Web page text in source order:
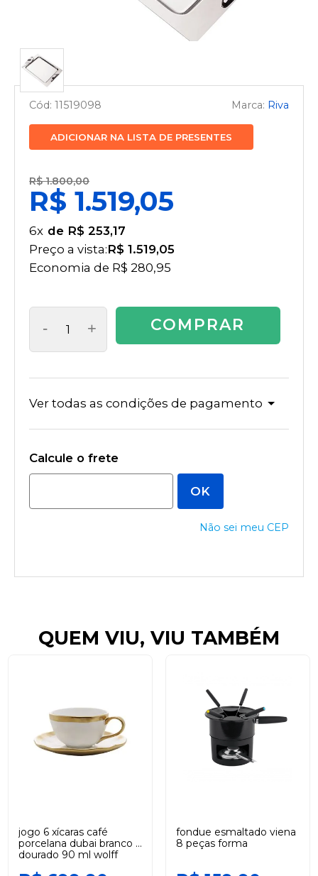
11519098 Riva
ADICIONAR NA LISTA DE PRESENTES
R$ 1.800,00
R$ 1.519,05
6x
R$ 253,17
Preço a vista:R$ 1.519,05
Economia de R$ 280,95
- + COMPRAR
Ver todas as condições de pagamento
Não sei meu CEP
QUEM VIU, VIU TAMBÉM
jogo 6 xícaras café
porcelana dubai branco e
dourado 90 ml wolff
fondue esmaltado viena
8 peças forma